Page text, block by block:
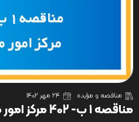
مناقصه و مزایده 24 مهر 1402
مناقصه 1 ب- 402 مرکز امور مشتریان